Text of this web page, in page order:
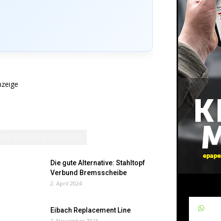
Die gute Alternative: Stahltopf
Verbund Bremsscheibe
2. April 2024
Eibach Replacement Line